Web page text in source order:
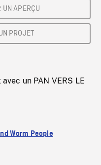
UN APERÇU
PROJET
un PAN VERS LE
Warm People